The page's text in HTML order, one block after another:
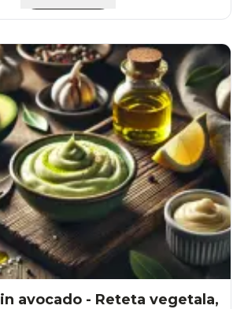
avocado - Reteta vegetala,